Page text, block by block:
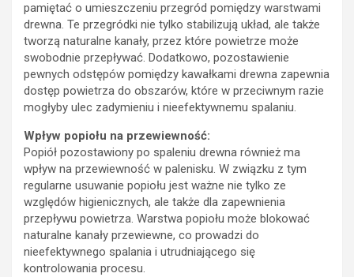
pamiętać o umieszczeniu przegród pomiędzy warstwami
drewna. Te przegródki nie tylko stabilizują układ, ale także
tworzą naturalne kanały, przez które powietrze może
swobodnie przepływać. Dodatkowo, pozostawienie
pewnych odstępów pomiędzy kawałkami drewna zapewnia
dostęp powietrza do obszarów, które w przeciwnym razie
mogłyby ulec zadymieniu i nieefektywnemu spalaniu.
Wpływ popiołu na przewiewność:
Popiół pozostawiony po spaleniu drewna również ma
wpływ na przewiewność w palenisku. W związku z tym
regularne usuwanie popiołu jest ważne nie tylko ze
względów higienicznych, ale także dla zapewnienia
przepływu powietrza. Warstwa popiołu może blokować
naturalne kanały przewiewne, co prowadzi do
nieefektywnego spalania i utrudniającego się
kontrolowania procesu.